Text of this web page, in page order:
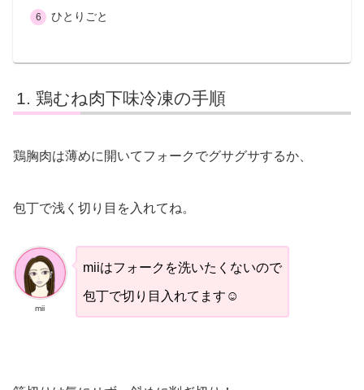
ひとりごと
鶏むね肉下味冷凍の手順
鶏胸肉は薄めに開いてフォークでグサグサするか、
包丁で浅く切り目を入れてね。
mii
miiはフォークを洗いたくないので
包丁で切り目入れてます☺︎